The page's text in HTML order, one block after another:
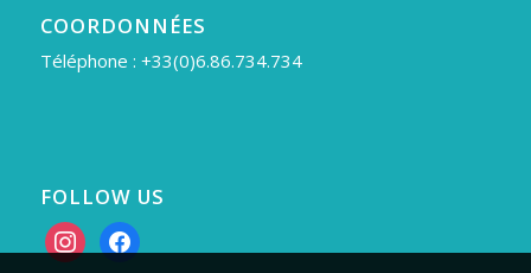
COORDONNÉES
Téléphone : +33(0)6.86.734.734
FOLLOW US
instagramfacebook